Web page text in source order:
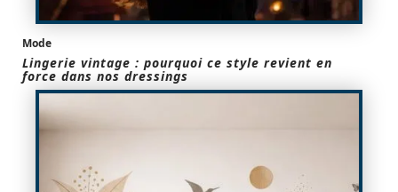
Mode
Lingerie vintage : pourquoi ce style revient en
force dans nos dressings